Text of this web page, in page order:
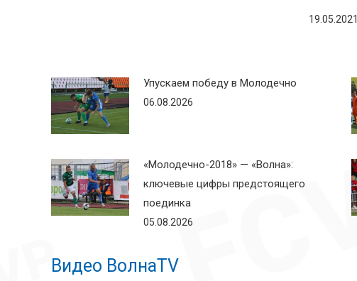
19.05.2021
Упускаем победу в Молодечно
06.08.2026
«Молодечно-2018» — «Волна»:
ключевые цифры предстоящего
поединка
05.08.2026
Видео ВолнаTV